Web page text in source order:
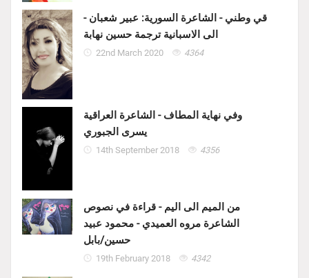
قي وطني - الشاعرة السورية: عبير شعبان -
الى الاسبانية ترجمة حسين نهابة
22nd March 2020 4364
وفي نهاية المطاف - الشاعرة العراقية
يسرى الجبوري
14th September 2018 4356
من الميم الى اليم - قراءة في نصوص
الشاعرة مروه العميدي - محمود عبيد
حسين/بابل
19th February 2018 4342